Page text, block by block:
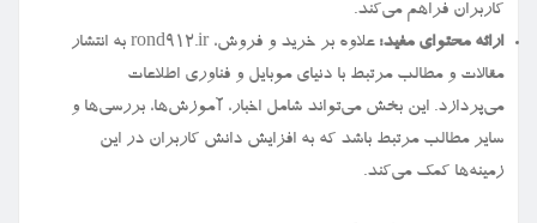
کاربران فراهم می‌کند.
ارائه محتوای مفید:
علاوه بر خرید و فروش، rond912.ir به انتشار
مقالات و مطالب مرتبط با دنیای موبایل و فناوری اطلاعات
می‌پردازد. این بخش می‌تواند شامل اخبار، آموزش‌ها، بررسی‌ها و
سایر مطالب مرتبط باشد که به افزایش دانش کاربران در این
زمینه‌ها کمک می‌کند.